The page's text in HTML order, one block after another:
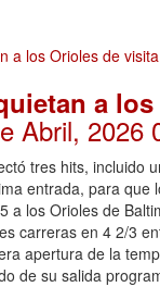
a
Abril, 2026
tres hits, incluido
entrada, para que
a los Orioles de
carreras en 4 2/3
apertura de la
de su salida